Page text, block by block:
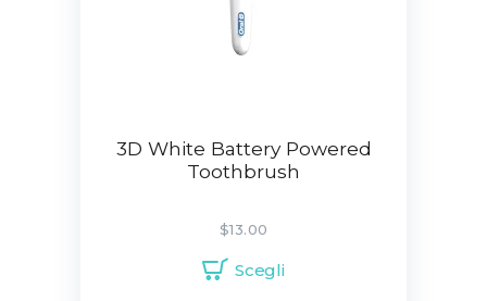
3D White Battery Powered
Toothbrush
$13.00
Scegli